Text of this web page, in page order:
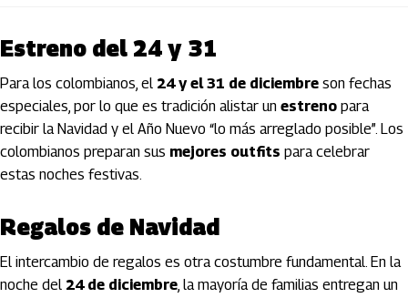
Estreno del 24 y 31
Para los colombianos, el 24 y el 31 de diciembre son fechas
especiales, por lo que es tradición alistar un estreno para
recibir la Navidad y el Año Nuevo “lo más arreglado posible”. Los
colombianos preparan sus mejores outfits para celebrar
estas noches festivas.
Regalos de Navidad
El intercambio de regalos es otra costumbre fundamental. En la
noche del 24 de diciembre, la mayoría de familias entregan un